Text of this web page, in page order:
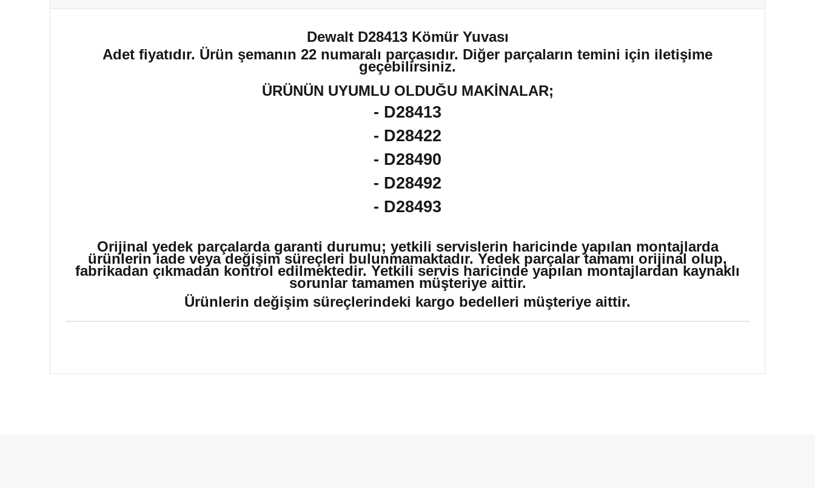
Dewalt D28413 Kömür Yuvası
Adet fiyatıdır. Ürün şemanın 22 numaralı parçasıdır. Diğer parçaların temini için iletişime
geçebilirsiniz.
ÜRÜNÜN UYUMLU OLDUĞU MAKİNALAR;
- D28413
- D28422
- D28490
- D28492
- D28493
Orijinal yedek parçalarda garanti durumu; yetkili servislerin haricinde yapılan montajlarda
ürünlerin iade veya değişim süreçleri bulunmamaktadır. Yedek parçalar tamamı orijinal olup,
fabrikadan çıkmadan kontrol edilmektedir. Yetkili servis haricinde yapılan montajlardan kaynaklı
sorunlar tamamen müşteriye aittir.
Ürünlerin değişim süreçlerindeki kargo bedelleri müşteriye aittir.